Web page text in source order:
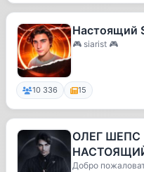
Настоящий
🎮 siarist 🎮
10 336 15
ОЛЕГ
Добро